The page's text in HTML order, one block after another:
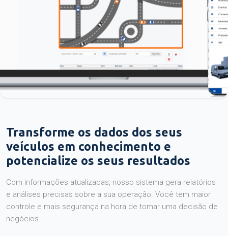
Transforme os dados dos seus
veículos em conhecimento e
potencialize os seus resultados
Com informações atualizadas, nosso sistema gera relatórios
e análises precisas sobre a sua operação. Você tem maior
controle e mais segurança na hora de tomar uma decisão de
negócios.